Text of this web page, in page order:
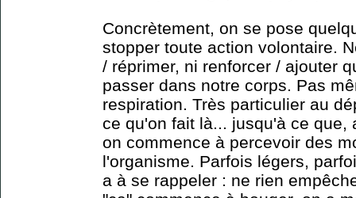
Concrètement, on se pose
stopper toute action volontaire.
/ réprimer, ni renforcer / ajouter
passer dans notre corps. Pas
respiration. Très particulier au
ce qu'on fait là... jusqu'à ce que,
on commence à percevoir des
l'organisme. Parfois légers,
a à se rappeler : ne rien